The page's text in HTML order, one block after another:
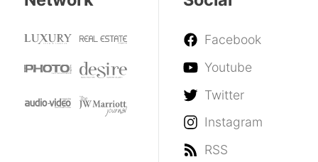
Facebook
Youtube
Twitter
Instagram
RSS